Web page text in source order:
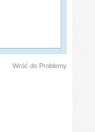
Wróć do Problemy